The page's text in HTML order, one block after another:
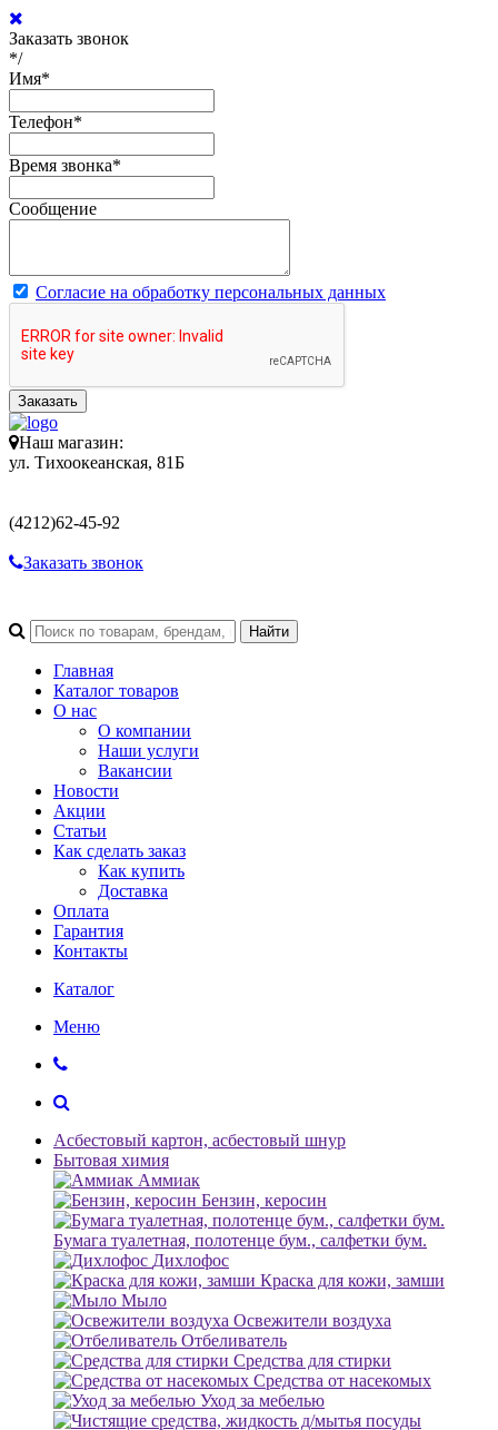
Заказать звонок
*/
Имя*
Телефон*
Время звонка*
Сообщение
Согласие на обработку персональных данных
Заказать
Наш магазин:
ул. Тихоокеанская, 81Б
(4212)62-45-92
Заказать звонок
Главная
Каталог товаров
О нас
О компании
Наши услуги
Вакансии
Новости
Акции
Статьи
Как сделать заказ
Как купить
Доставка
Оплата
Гарантия
Контакты
Каталог
Меню
Асбестовый картон, асбестовый шнур
Бытовая химия
Аммиак
Бензин, керосин
Бумага туалетная, полотенце бум., салфетки бум.
Дихлофос
Краска для кожи, замши
Мыло
Освежители воздуха
Отбеливатель
Средства для стирки
Средства от насекомых
Уход за мебелью